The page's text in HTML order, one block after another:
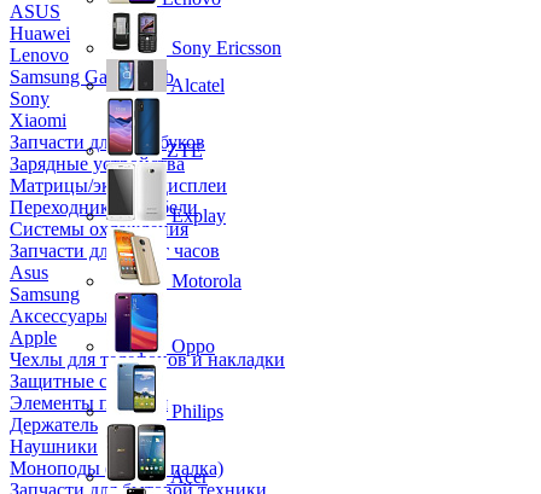
ASUS
Huawei
Lenovo
Samsung Galaxy Tab
Sony
Xiaomi
Запчасти для ноутбуков
Зарядные устройства
Матрицы/экраны/дисплеи
Переходники и кабели
Системы охлаждения
Запчасти для смарт часов
Asus
Samsung
Аксессуары
Apple
Чехлы для телефонов и накладки
Защитные стекла
Элементы питания
Держатель
Наушники
Моноподы (Селфи палка)
Запчасти для бытовой техники
Sony Ericsson
Alcatel
ZTE
Explay
Motorola
Oppo
Philips
Acer